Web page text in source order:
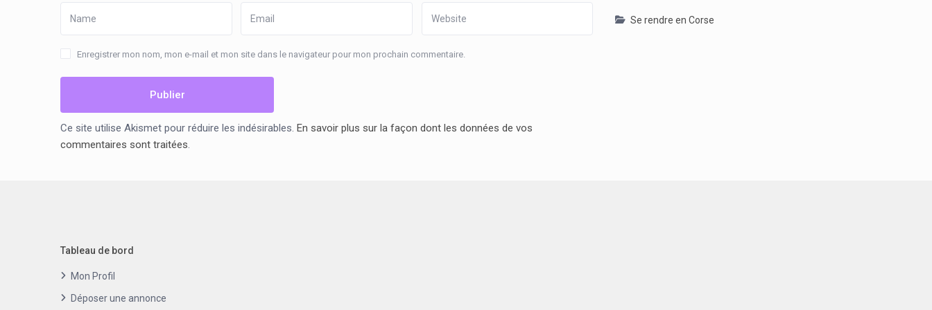
Enregistrer mon nom, mon e-mail et mon site dans le navigateur pour mon prochain commentaire.
Ce site utilise Akismet pour réduire les indésirables. En savoir plus sur la façon dont les données de vos
commentaires sont traitées.
Se rendre en Corse
Tableau de bord
Mon Profil
Déposer une annonce